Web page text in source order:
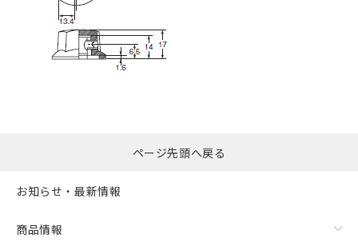
ページ先頭へ戻る
お知らせ・最新情報
商品情報